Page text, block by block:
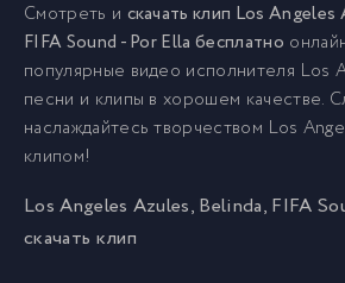
Смотреть и скачать клип Los
FIFA Sound - Por Ella бесплатно
популярные видео исполнителя Los
песни и клипы в хорошем качестве.
наслаждайтесь творчеством Los
клипом!
Los Angeles Azules, Belinda, FIFA
скачать клип